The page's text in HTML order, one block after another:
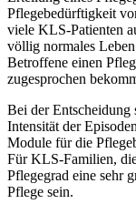
Pflegebedürftigkeit
viele KLS-Patienten
völlig normales
Betroffene einen
zugesprochen
Bei der
Intensität der
Module für die
Für KLS-Familien,
Pflegegrad eine sehr
Pflege sein.